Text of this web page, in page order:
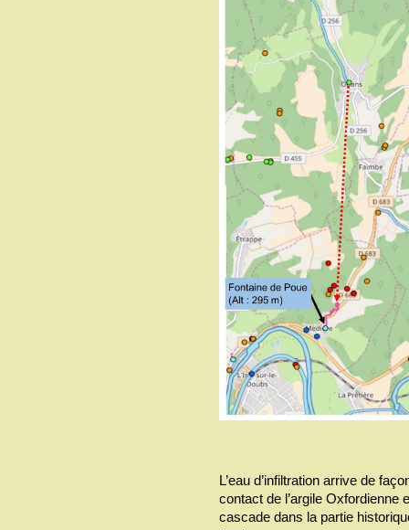
L’eau d’infiltration arrive de
contact de l’argile Oxfordienne
cascade dans la partie